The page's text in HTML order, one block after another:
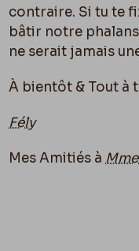
contraire. Si tu te
bâtir notre
ne serait jamais
À bientôt & Tout à
Fély
Mes Amitiés à